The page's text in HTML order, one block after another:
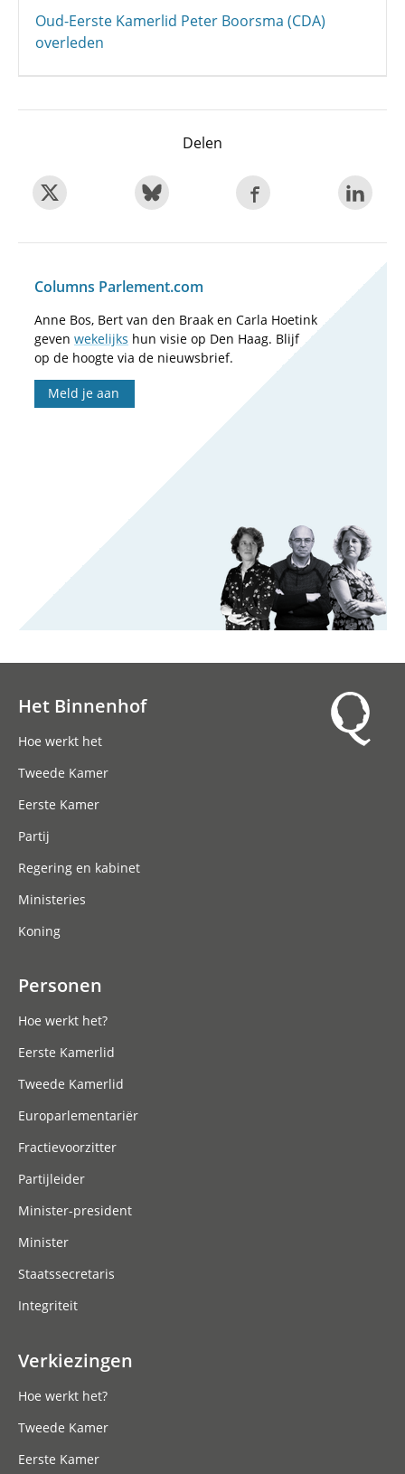
Oud-Eerste Kamerlid Peter Boorsma (CDA)
overleden
Delen
Columns Parlement.com
Anne Bos, Bert van den Braak en Carla Hoetink
geven wekelijks hun visie op Den Haag. Blijf
op de hoogte via de nieuwsbrief.
Meld je aan
Het Binnenhof
Hoe werkt het
Tweede Kamer
Eerste Kamer
Partij
Regering en kabinet
Ministeries
Koning
Personen
Hoe werkt het?
Eerste Kamerlid
Tweede Kamerlid
Europarlementariër
Fractievoorzitter
Partijleider
Minister-president
Minister
Staatssecretaris
Integriteit
Verkiezingen
Hoe werkt het?
Tweede Kamer
Eerste Kamer